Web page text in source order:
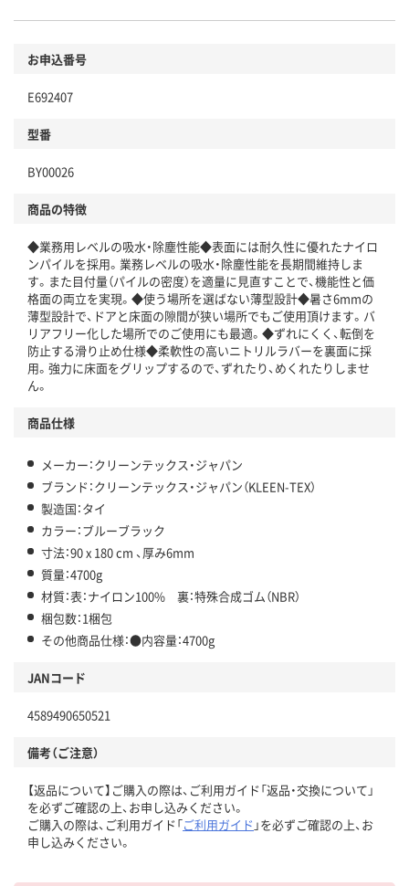
お申込番号
E692407
型番
BY00026
商品の特徴
◆業務用レベルの吸水・除塵性能◆表面には耐久性に優れたナイロ
ンパイルを採用。業務レベルの吸水・除塵性能を長期間維持しま
す。また目付量（パイルの密度）を適量に見直すことで、機能性と価
格面の両立を実現。◆使う場所を選ばない薄型設計◆暑さ6mmの
薄型設計で、ドアと床面の隙間が狭い場所でもご使用頂けます。バ
リアフリー化した場所でのご使用にも最適。◆ずれにくく、転倒を
防止する滑り止め仕様◆柔軟性の高いニトリルラバーを裏面に採
用。強力に床面をグリップするので、ずれたり、めくれたりしませ
ん。
商品仕様
メーカー：クリーンテックス・ジャパン
ブランド：クリーンテックス・ジャパン（KLEEN-TEX）
製造国：タイ
カラー：ブルーブラック
寸法：90 x 180 cm 、厚み6mm
質量：4700g
材質：表：ナイロン100% 裏：特殊合成ゴム（NBR）
梱包数：1梱包
その他商品仕様：●内容量：4700g
JANコード
4589490650521
備考（ご注意）
【返品について】ご購入の際は、ご利用ガイド「返品・交換について」
を必ずご確認の上、お申し込みください。
ご購入の際は、ご利用ガイド「ご利用ガイド 」を必ずご確認の上、お
申し込みください。